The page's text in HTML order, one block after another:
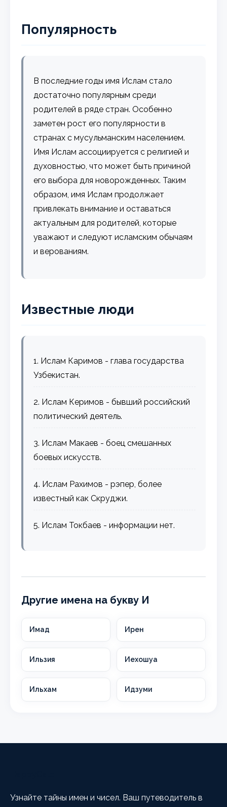
Популярность
В последние годы имя Ислам стало
достаточно популярным среди
родителей в ряде стран. Особенно
заметен рост его популярности в
странах с мусульманским населением.
Имя Ислам ассоциируется с религией и
духовностью, что может быть причиной
его выбора для новорожденных. Таким
образом, имя Ислам продолжает
привлекать внимание и оставаться
актуальным для родителей, которые
уважают и следуют исламским обычаям
и верованиям.
Известные люди
1. Ислам Каримов - глава государства
Узбекистан.
2. Ислам Керимов - бывший российский
политический деятель.
3. Ислам Макаев - боец смешанных
боевых искусств.
4. Ислам Рахимов - рэпер, более
известный как Скруджи.
5. Ислам Токбаев - информации нет.
Другие имена на букву И
Имад Ирен
Ильзия Иехошуа
Ильхам Идзуми
Узнайте тайны имен и чисел. Ваш путеводитель в